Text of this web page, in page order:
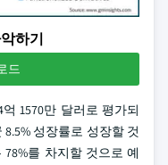
하기
드
1570만 달러로 평가되
성장률로 성장할 것
를 차지할 것으로 예